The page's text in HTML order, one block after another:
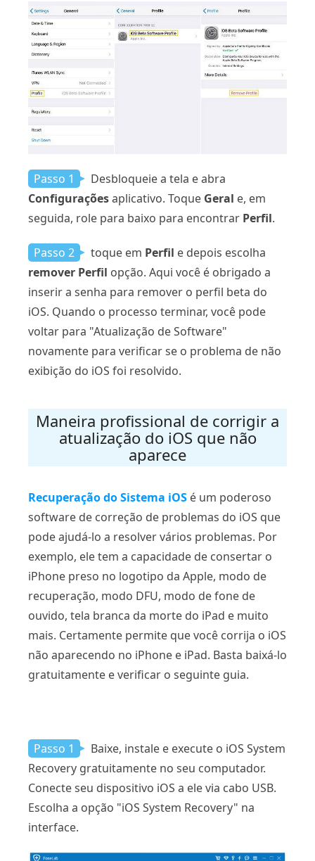
Passo 1
Desbloqueie a tela e abra
Configuraçõesaplicativo. Toque Geral e, em
seguida, role para baixo para encontrar Perfil.
Passo 2 toque em Perfil e depois escolha
remover Perfil opção. Aqui você é obrigado a
inserir a senha para remover o perfil beta do
iOS. Quando o processo terminar, você pode
voltar para "Atualização de Software"
novamente para verificar se o problema de não
exibição do iOS foi resolvido.
Maneira profissional de corrigir a
atualização do iOS que não
aparece
Recuperação do Sistema iOS é um poderoso
software de correção de problemas do iOS que
pode ajudá-lo a resolver vários problemas. Por
exemplo, ele tem a capacidade de consertar o
iPhone preso no logotipo da Apple, modo de
recuperação, modo DFU, modo de fone de
ouvido, tela branca da morte do iPad e muito
mais. Certamente permite que você corrija o iOS
não aparecendo no iPhone e iPad. Basta baixá-lo
gratuitamente e verificar o seguinte guia.
Passo 1
Baixe, instale e execute o iOS System
Recovery gratuitamente no seu computador.
Conecte seu dispositivo iOS a ele via cabo USB.
Escolha a opção "iOS System Recovery" na
interface.